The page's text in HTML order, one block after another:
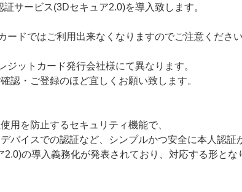
サービス(3Dセキュア2.0)を導入致します。
ドではご利用出来なくなりますのでご注意ください
ットカード発行会社様にて異なります。
認・ご登録のほど宜しくお願い致します。
用を防止するセキュリティ機能で、
バイスでの認証など、シンプルかつ安全に本人認証
の導入義務化が発表されており、対応する形とな